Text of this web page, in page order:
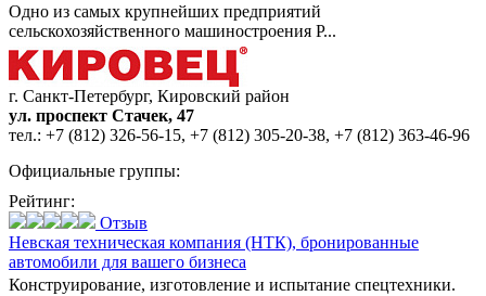
Одно из самых крупнейших предприятий
сельскохозяйственного машиностроения Р...
г. Санкт-Петербург, Кировский район
ул. проспект Стачек, 47
тел.: +7 (812) 326-56-15, +7 (812) 305-20-38, +7 (812) 363-46-96
Официальные группы:
Рейтинг:
Отзыв
Невская техническая компания (НТК), бронированные
автомобили для вашего бизнеса
Конструирование, изготовление и испытание спецтехники.